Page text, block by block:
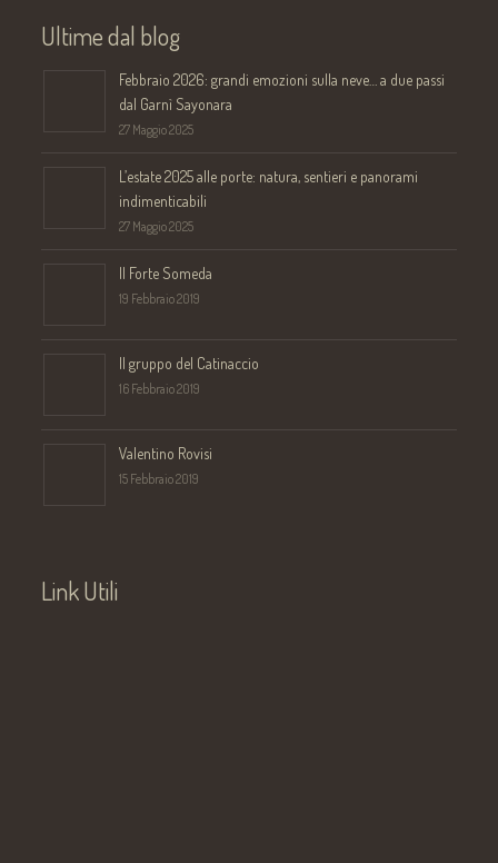
Ultime dal blog
Febbraio 2026: grandi emozioni sulla neve… a due passi
dal Garnì Sayonara
27 Maggio 2025
L’estate 2025 alle porte: natura, sentieri e panorami
indimenticabili
27 Maggio 2025
Il Forte Someda
19 Febbraio 2019
Il gruppo del Catinaccio
16 Febbraio 2019
Valentino Rovisi
15 Febbraio 2019
Link Utili